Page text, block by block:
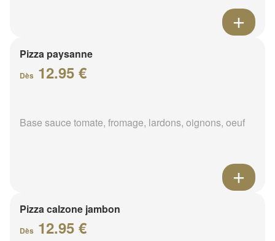
Pizza paysanne
Dès 12.95 €
Base sauce tomate, fromage, lardons, oignons, oeuf
Pizza calzone jambon
Dès 12.95 €